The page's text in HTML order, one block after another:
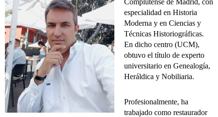
Complutense de Madrid, con
especialidad en Historia
Moderna y en Ciencias y
Técnicas Historiográficas.
En dicho centro (UCM),
obtuvo el título de experto
universitario en Genealogía,
Heráldica y Nobiliaria.
Profesionalmente, ha
trabajado como restaurador